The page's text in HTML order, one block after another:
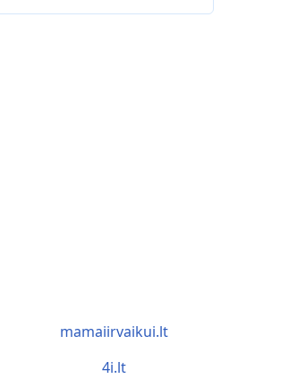
mamaiirvaikui.lt
4i.lt